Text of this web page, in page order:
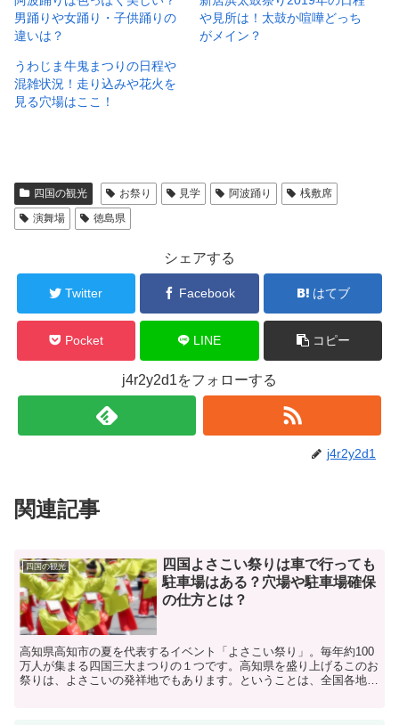
男踊りや女踊り・子供踊りの
違いは？
や見所は！太鼓か喧嘩どっち
がメイン？
うわじま牛鬼まつりの日程や
混雑状況！走り込みや花火を
見る穴場はここ！
四国の観光 お祭り 見学 阿波踊り
桟敷席
演舞場
徳島県
シェアする
Twitter Facebook はてブ
Pocket LINE コピー
j4r2y2d1をフォローする
j4r2y2d1
関連記事
四国の観光
四国よさこい祭りは車で行っても
駐車場はある？穴場や駐車場確保
の仕方とは？
高知県高知市の夏を代表するイベント「よさこい祭り」。毎年約100
万人が集まる四国三大まつりの１つです。高知県を盛り上げるこのお
祭りは、よさこいの発祥地でもあります。ということは、全国各地域